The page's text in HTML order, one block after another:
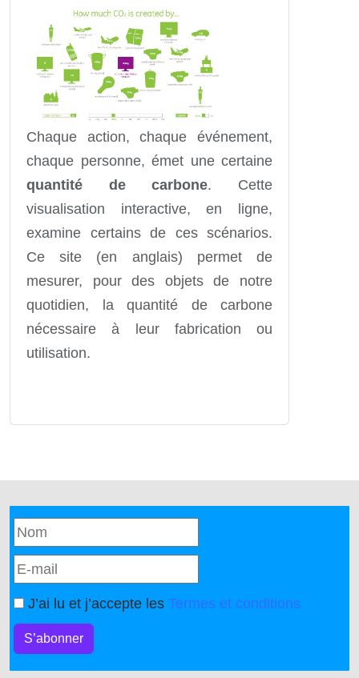
Chaque action, chaque événement,
chaque personne, émet une certaine
quantité de carbone. Cette
visualisation interactive, en ligne,
examine certains de ces scénarios.
Ce site (en anglais) permet de
mesurer, pour des objets de notre
quotidien, la quantité de carbone
nécessaire à leur fabrication ou
utilisation.
J’ai lu et j’accepte les Termes et conditions
S’abonner